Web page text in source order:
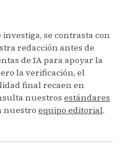
se contrasta con
redacción antes de
de IA para apoyar la
la verificación, el
final recaen en
nuestros estándares
nuestro equipo editorial.